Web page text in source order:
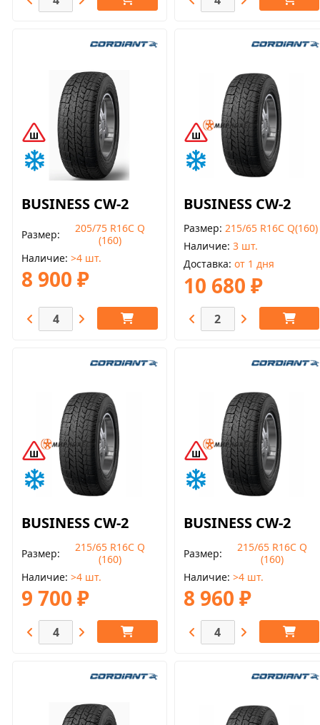
BUSINESS CW-2
Размер
205/75 R16С Q
(160)
Наличие >4 шт.
8 900 ₽
BUSINESS CW-2
Размер 215/65 R16C Q(160)
Наличие 3 шт.
Доставка от 1 дня
10 680 ₽
BUSINESS CW-2
Размер
215/65 R16С Q
(160)
Наличие >4 шт.
9 700 ₽
BUSINESS CW-2
Размер
215/65 R16С Q
(160)
Наличие >4 шт.
8 960 ₽